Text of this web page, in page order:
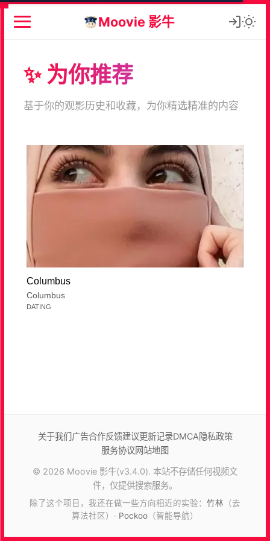
Moovie 影牛
✨ 为你推荐
基于你的观影历史和收藏，为你精选精准的内容
Columbus
Columbus
DATING
关于我们广告合作反馈建议更新记录DMCA隐私政策
服务协议网站地图
© 2026 Moovie 影牛(v3.4.0). 本站不存储任何视频文
件，仅提供搜索服务。
除了这个项目，我还在做一些方向相近的实验： 竹林 （去
算法社区）· Pockoo （智能导航）